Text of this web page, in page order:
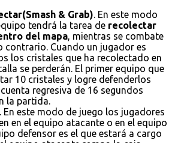
& Grab). En este modo
tendrá la tarea de recolectar
del mapa, mientras se combate
contrario. Cuando un jugador es
los cristales que ha recolectado en
se perderán. El primer equipo que
10 cristales y logre defenderlos
regresiva de 16 segundos
la partida.
. En este modo de juego los jugadores
en el equipo atacante o en el equipo
defensor es el que estará a cargo